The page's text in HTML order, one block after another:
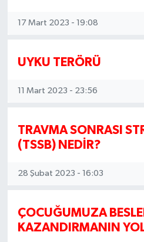
17 Mart 2023 - 19:08
UYKU TERÖRÜ
11 Mart 2023 - 23:56
TRAVMA SONRASI
(TSSB) NEDİR?
28 Şubat 2023 - 16:03
ÇOCUĞUMUZA
KAZANDIRMANIN